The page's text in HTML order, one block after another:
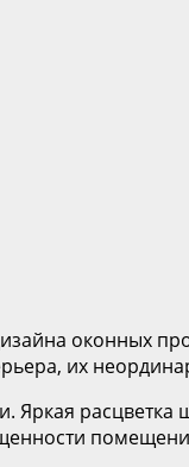
оконных
их